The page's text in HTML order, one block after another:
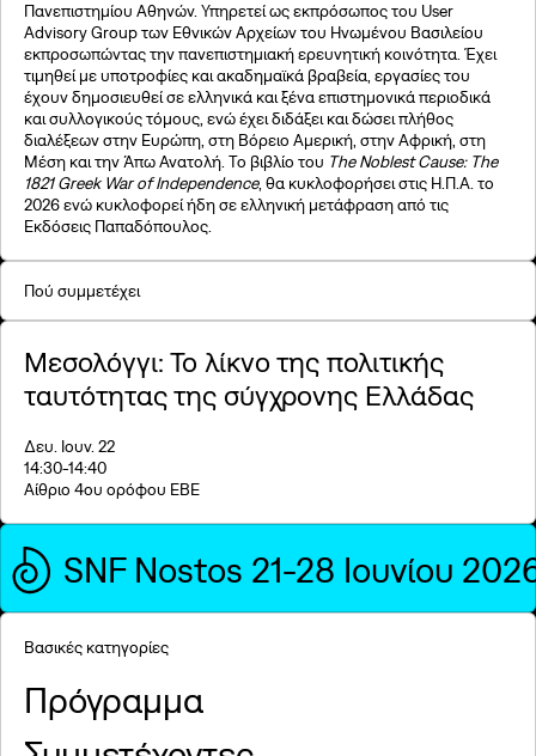
Πανεπιστημίου Αθηνών. Υπηρετεί ως εκπρόσωπος του User
Advisory Group των Εθνικών Αρχείων του Ηνωμένου Βασιλείου
εκπροσωπώντας την πανεπιστημιακή ερευνητική κοινότητα. Έχει
τιμηθεί με υποτροφίες και ακαδημαϊκά βραβεία, εργασίες του
έχουν δημοσιευθεί σε ελληνικά και ξένα επιστημονικά περιοδικά
και συλλογικούς τόμους, ενώ έχει διδάξει και δώσει πλήθος
διαλέξεων στην Ευρώπη, στη Βόρειο Αμερική, στην Αφρική, στη
Μέση και την Άπω Ανατολή. Το βιβλίο του The Noblest Cause: The
1821 Greek War of Independence, θα κυκλοφορήσει στις Η.Π.Α. το
2026 ενώ κυκλοφορεί ήδη σε ελληνική μετάφραση από τις
Εκδόσεις Παπαδόπουλος.
Πού συμμετέχει
Μεσολόγγι: Το λίκνο της πολιτικής
ταυτότητας της σύγχρονης Ελλάδας
Δευ. Ιουν. 22
14:30-14:40
Αίθριο 4ου ορόφου ΕΒΕ
SNF Nostos 21-28 Ιουνίου
Βασικές κατηγορίες
Πρόγραμμα